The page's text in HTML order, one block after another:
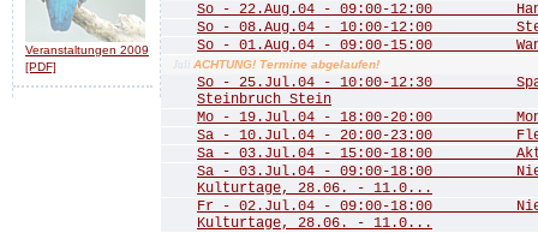
Veranstaltungen 2009
[PDF]
So - 22.Aug.04 - 09:00-12:00
So - 08.Aug.04 - 10:00-12:00
So - 01.Aug.04 - 09:00-15:00
Juli ACHTUNG! Termine abgelaufen!
So - 25.Jul.04 - 10:00-12:30
Steinbruch Stein
Mo - 19.Jul.04 - 18:00-20:00
Sa - 10.Jul.04 - 20:00-23:00
Sa - 03.Jul.04 - 15:00-18:00
Sa - 03.Jul.04 - 09:00-18:00
Kulturtage, 28.06. - 11.0...
Fr - 02.Jul.04 - 09:00-18:00
Kulturtage, 28.06. - 11.0...